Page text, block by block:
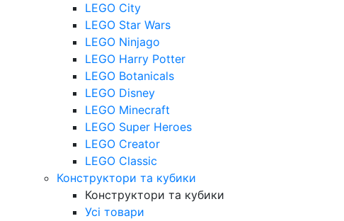
LEGO City
LEGO Star Wars
LEGO Ninjago
LEGO Harry Potter
LEGO Botanicals
LEGO Disney
LEGO Minecraft
LEGO Super Heroes
LEGO Creator
LEGO Classic
Конструктори та кубики
Конструктори та кубики
Усі товари